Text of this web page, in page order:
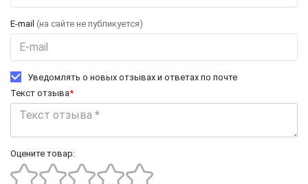
E-mail (на сайте не публикуется)
Уведомлять о новых отзывах и ответах по почте
Текст отзыва*
Оцените товар: